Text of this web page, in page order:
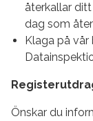
återkallar
dag som
Klaga på
Önskar du